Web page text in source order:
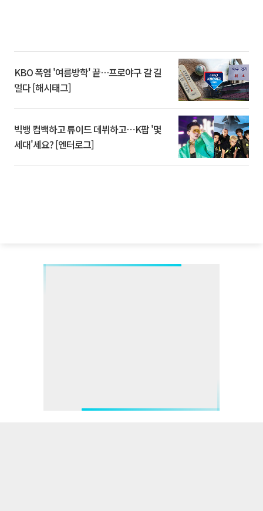
KBO 폭염 '여름방학' 끝…프로야구 갈 길
멀다 [해시태그]
빅뱅 컴백하고 튜이드 데뷔하고⋯K팝 '몇
세대'세요? [엔터로그]